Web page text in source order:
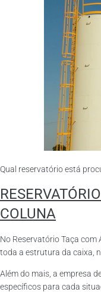
Qual reservatório está
COLUNA
No Reservatório Taça
toda a estrutura da caixa,
Além do mais, a empresa
específicos para cada